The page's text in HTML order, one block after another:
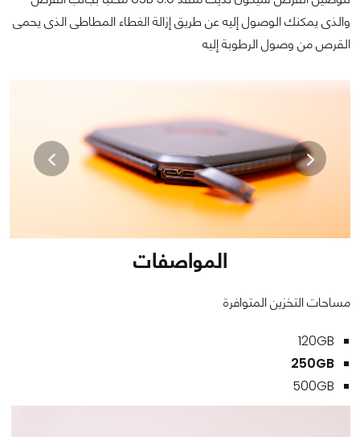
والذى يمكنك الوصول إليه عن طريق إزالة الغطاء المطاطى الذى يحمى
القرص من وصول الرطوبة إليه
المواصفات
مساحات التخزين المتوافرة
120GB
250GB
500GB